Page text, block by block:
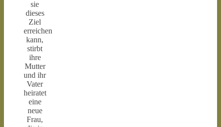
sie
dieses
Ziel
erreichen
kann,
stirbt
ihre
Mutter
und ihr
Vater
heiratet
eine
neue
Frau,